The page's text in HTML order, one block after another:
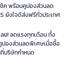
ชิค พร้อมคูปองส่วนลด
ยังใจดีส่งฟรีทั่วประเทศ
ย! ลดแรงทุกเดือน ทั้ง
ปองส่วนลดพิเศษเมื่อซื้อ
บริษัทกำหนด